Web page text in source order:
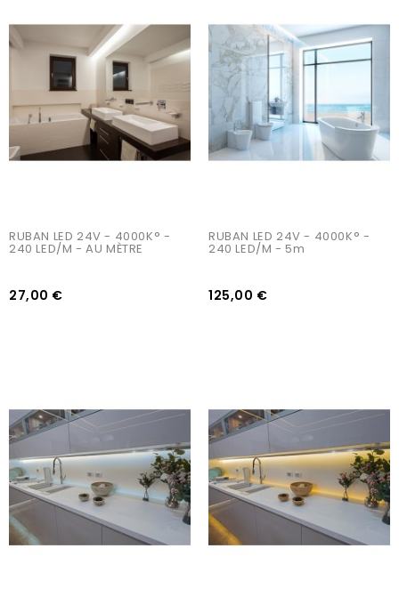
RUBAN LED 24V - 4000K° -
240 LED/m - AU MÈTRE
27,00 €
RUBAN LED 24V - 4000K° -
240 LED/m - 5m
125,00 €